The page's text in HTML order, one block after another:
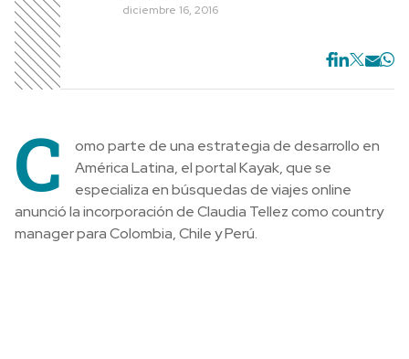
diciembre 16, 2016
C
omo parte de una estrategia de desarrollo en
América Latina, el portal Kayak, que se
especializa en búsquedas de viajes online
anunció la incorporación de Claudia Tellez como country
manager para Colombia, Chile y Perú.